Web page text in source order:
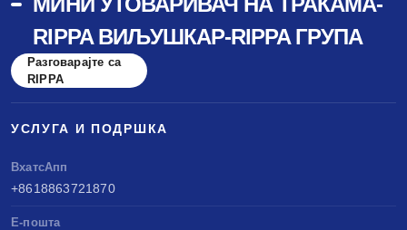
RIPPA ВИЉУШКАР-RIPPA ГРУПА
Разговарајте са
RIPPA
УСЛУГА И ПОДРШКА
ВхатсАпп
+8618863721870
Е-пошта